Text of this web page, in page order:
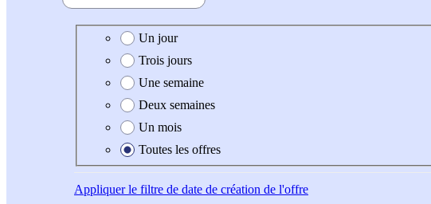
Date de création de l'offre
Un jour
Trois jours
Une semaine
Deux semaines
Un mois
Toutes les offres
Appliquerle filtre de date de création de l'offre